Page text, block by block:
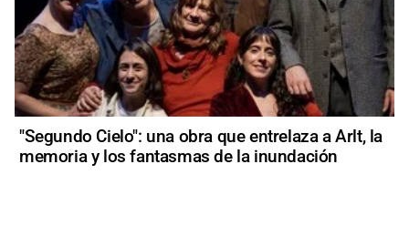
"Segundo Cielo": una obra que entrelaza a Arlt, la
memoria y los fantasmas de la inundación